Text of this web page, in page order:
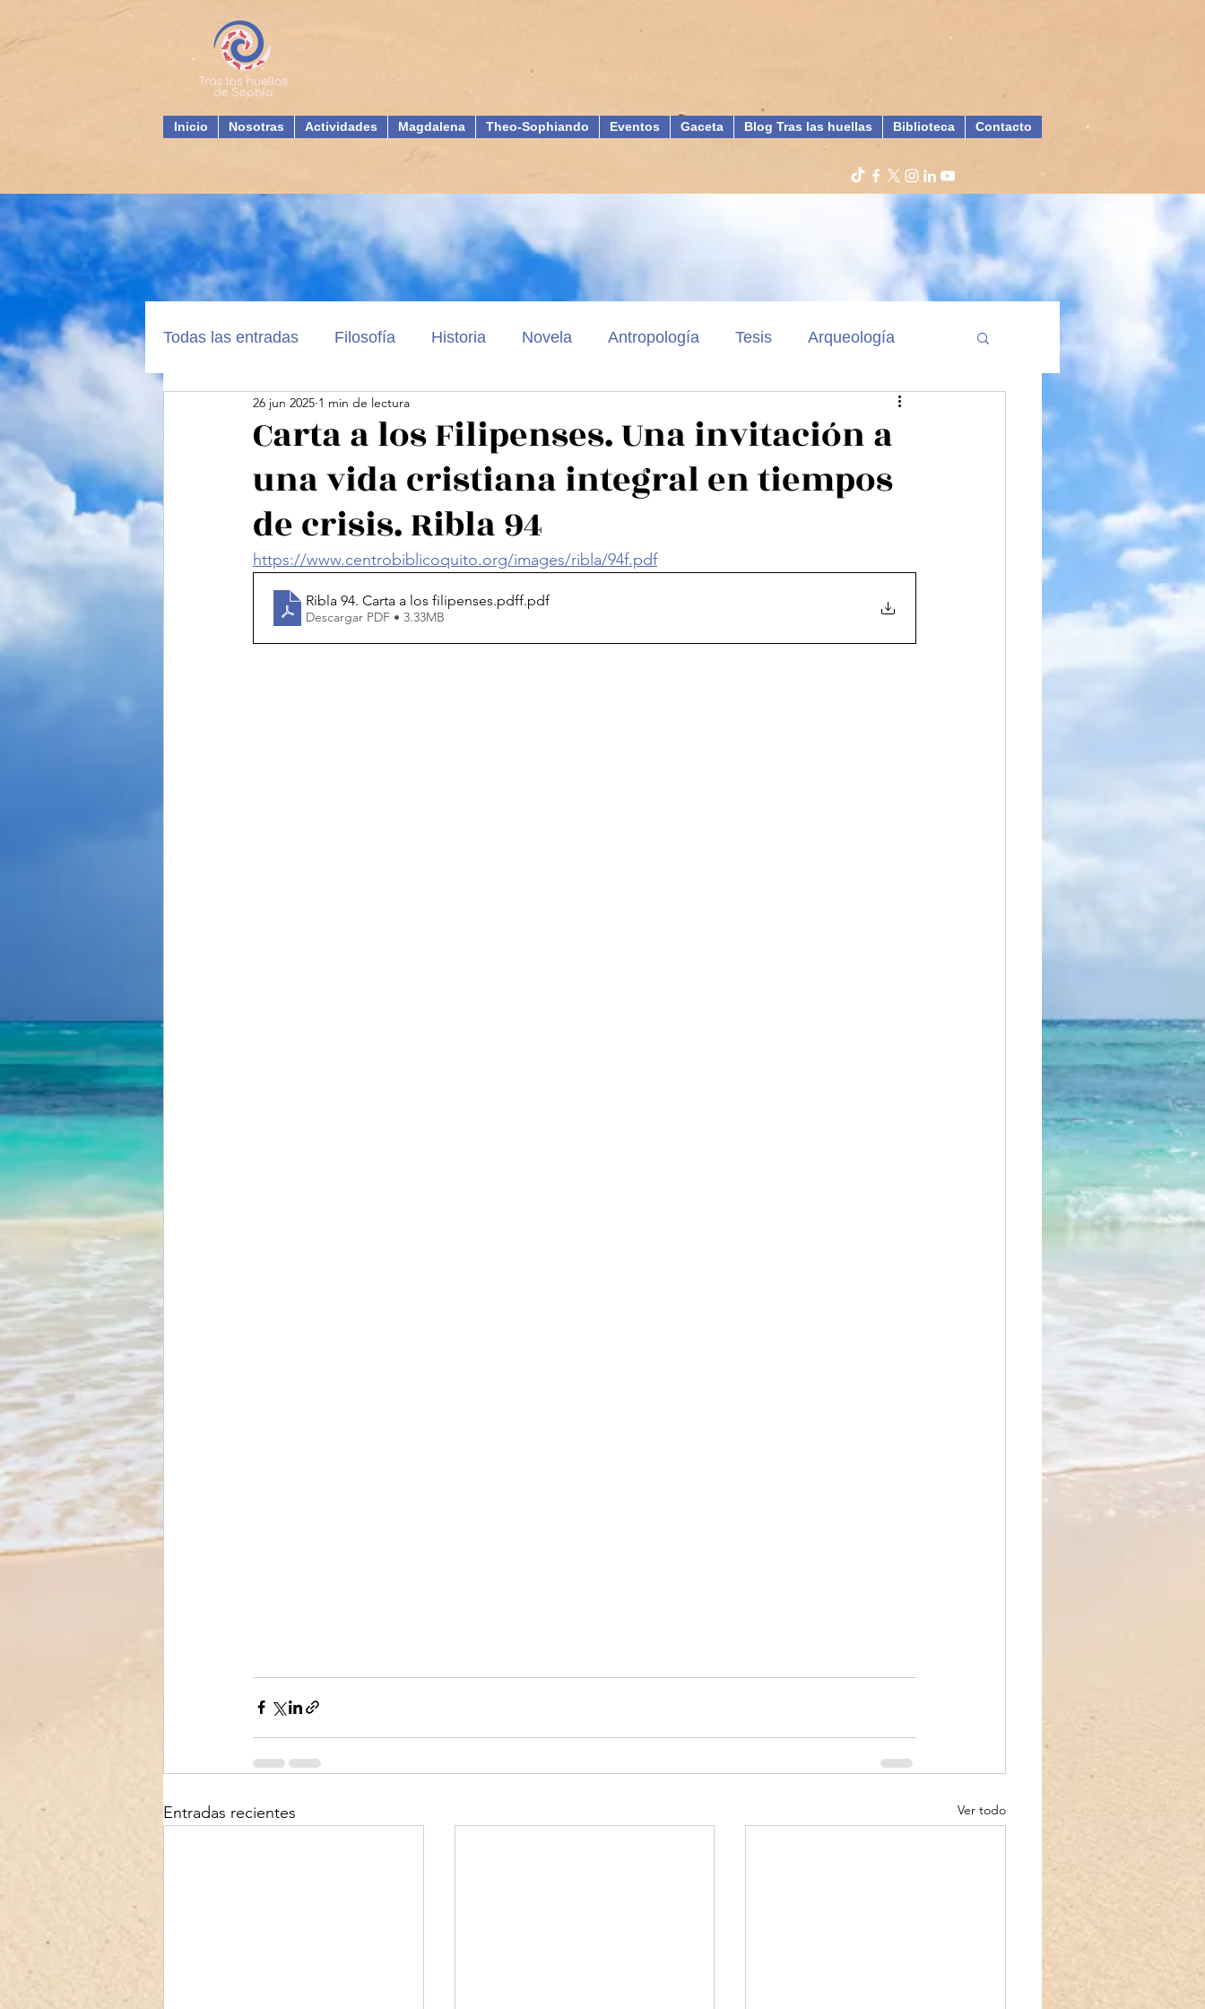
Inicio Nosotras Actividades Magdalena Theo-Sophiando Eventos Gaceta Blog Tras las huellas Biblioteca Contacto
Todas las entradas Filosofía Historia Novela Antropología Tesis Arqueología
Feminismo Teología Feminista
Ciencias Sociales Videos Arte Poesía Feminista
Carta a los Filipenses. Una invitación a
una vida cristiana integral en tiempos
de crisis. Ribla 94
26 jun 2025 1 min de lectura
https://www.centrobiblicoquito.org/images/ribla/94f.pdf
Ribla 94. Carta a los filipenses.pdff.pdf
Descargar PDF • 3.33MB
Entradas recientes Ver todo